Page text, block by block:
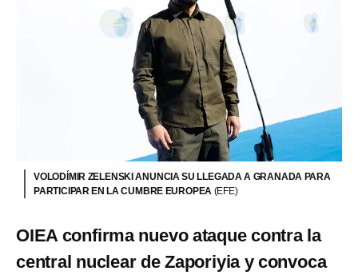
VOLODÍMIR ZELENSKI ANUNCIA SU LLEGADA A GRANADA PARA
PARTICIPAR EN LA CUMBRE EUROPEA (EFE)
OIEA confirma nuevo ataque contra la
central nuclear de Zaporiyia y convoca